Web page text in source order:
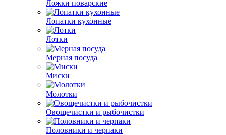
Ложки поварские
Лопатки кухонные
Лотки
Мерная посуда
Миски
Молотки
Овощечистки и рыбочистки
Половники и черпаки